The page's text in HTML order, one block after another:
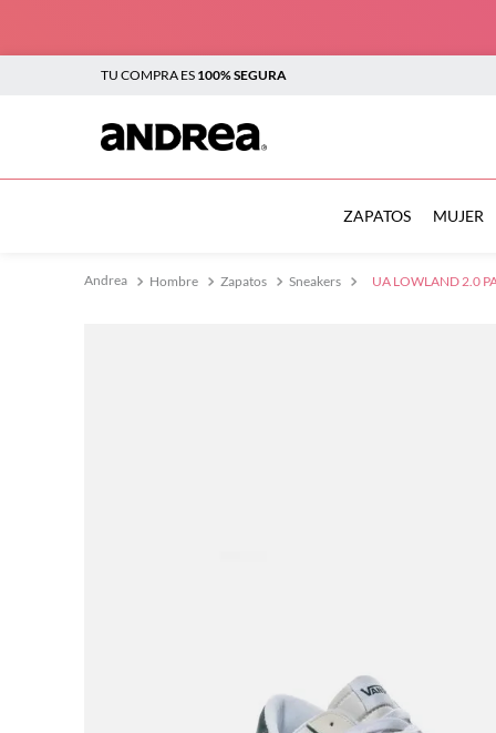
TU COMPRA ES 100% SEGURA
ZAPATOS MUJER
Hombre Zapatos Sneakers UA LOWLAND 2.0
TÉRMINOS MÁS BUSCADOS
tenis mujer